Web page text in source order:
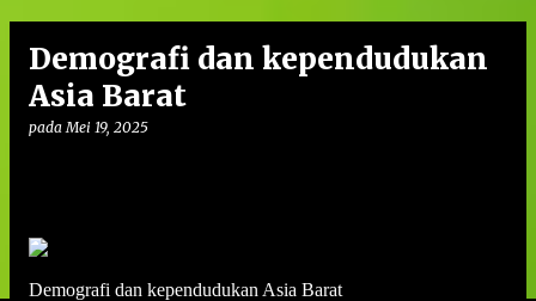
Demografi dan kependudukan
Asia Barat
padaMei 19, 2025
Demografi dan kependudukan Asia Barat